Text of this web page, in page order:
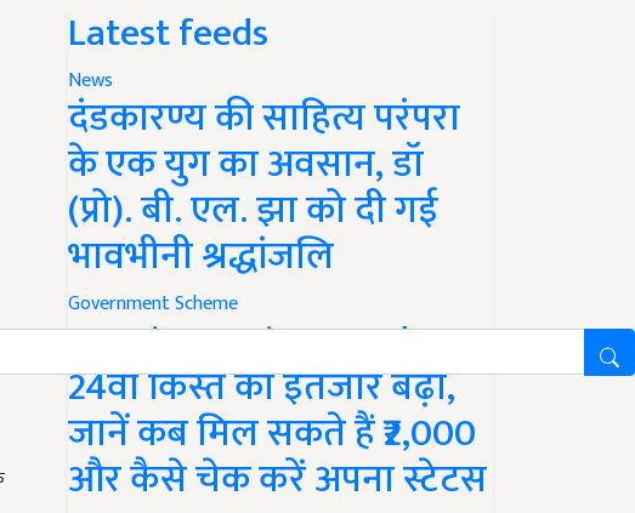
Latest feeds
News
दंडकारण्य की साहित्य परंपरा
के एक युग का अवसान, डॉ
(प्रो). बी. एल. झा को दी गई
भावभीनी श्रद्धांजलि
Government Scheme
PM Kisan Yojana Update:
24वीं किस्त का इंतजार बढ़ा,
जानें कब मिल सकते हैं ₹2,000
और कैसे चेक करें अपना स्टेटस